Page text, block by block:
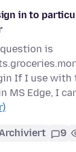
in to
is
If I use with
MS Edge, I
9